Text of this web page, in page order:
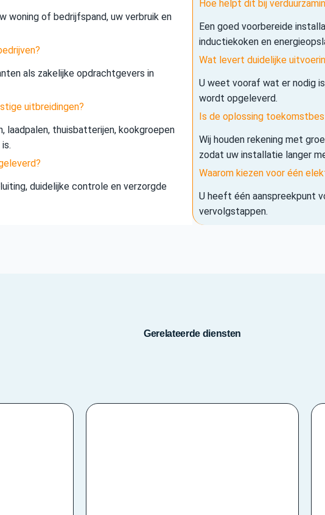
woning of bedrijfspand, uw verbruik en
als zakelijke opdrachtgevers in
uitbreidingen?
laadpalen, thuisbatterijen, kookgroepen
duidelijke controle en verzorgde
Hoe helpt dit bij
Een goed voorbereide
inductiekoken en
Wat levert duidelijke
U weet vooraf wat er nodig
wordt opgeleverd.
Is de oplossing
Wij houden rekening met
zodat uw installatie langer
Waarom kiezen voor één
U heeft één aanspreekpunt
vervolgstappen.
Gerelateerde diensten